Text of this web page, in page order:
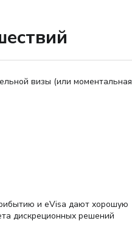
визы (или моментальная
и eVisa дают хорошую
дискреционных решений